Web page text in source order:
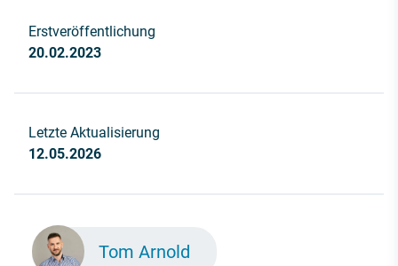
Erstveröffentlichung
20.02.2023
Letzte Aktualisierung
12.05.2026
Tom Arnold